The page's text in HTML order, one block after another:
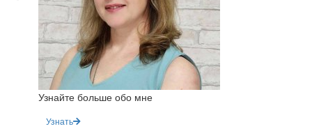
Узнайте больше обо мне
Узнать